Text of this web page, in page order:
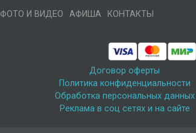
ФОТО И ВИДЕО АФИША КОНТАКТЫ
Договор оферты
Политика конфиденциальности
Обработка персональных данных
Реклама в соц сетях и на сайте